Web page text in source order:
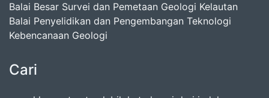
Balai Besar Survei dan Pemetaan Geologi Kelautan
Balai Penyelidikan dan Pengembangan Teknologi
Kebencanaan Geologi
Cari